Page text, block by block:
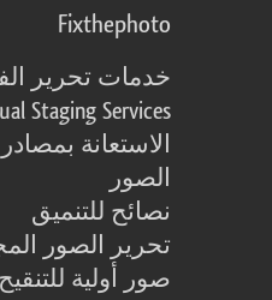
Fixthephoto
خدمات تحرير
Staging Services
الاستعانة
الصور
نصائح للتنميق
تحرير الصور
صور أولية للتنقيح